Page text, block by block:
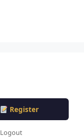
Register
Logout